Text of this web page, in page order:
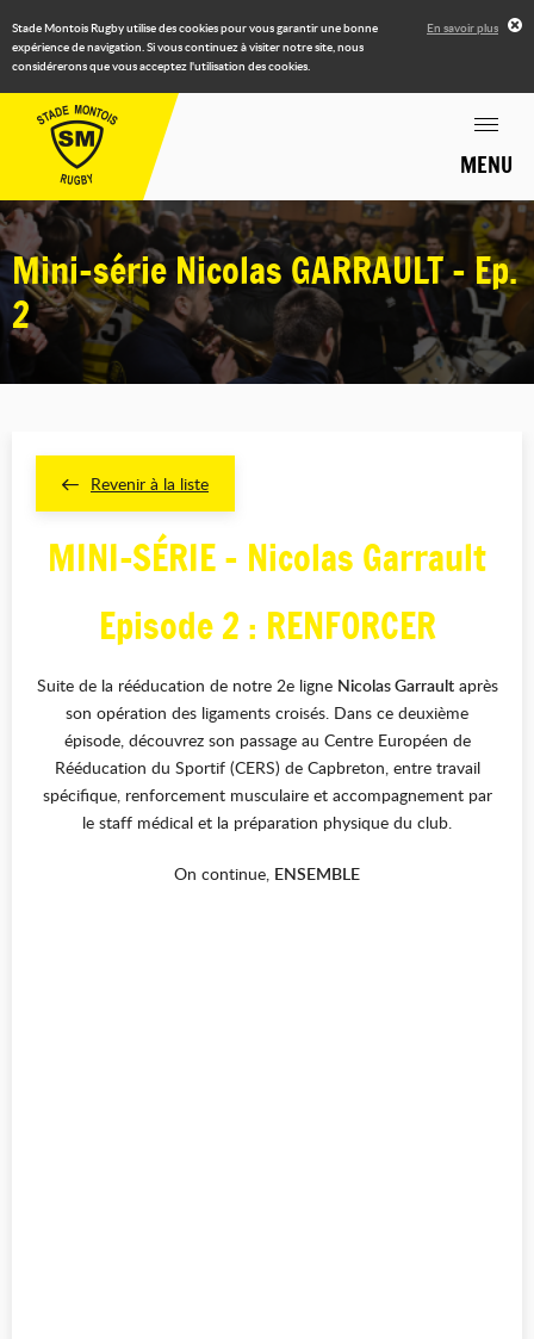
Stade Montois Rugby utilise des cookies pour vous garantir une bonne
expérience de navigation. Si vous continuez à visiter notre site, nous
considérerons que vous acceptez l'utilisation des cookies.
En savoir plus
MENU
Mini-série Nicolas GARRAULT - Ep.
2
Revenir à la liste
MINI-SÉRIE - Nicolas Garrault
Episode 2 : RENFORCER
Suite de la rééducation de notre 2e ligne Nicolas Garraultaprès
son opération des ligaments croisés. Dans ce deuxième
épisode, découvrez son passage au Centre Européen de
Rééducation du Sportif (CERS) de Capbreton, entre travail
spécifique, renforcement musculaire et accompagnement par
le staff médical et la préparation physique du club.
On continue, ENSEMBLE